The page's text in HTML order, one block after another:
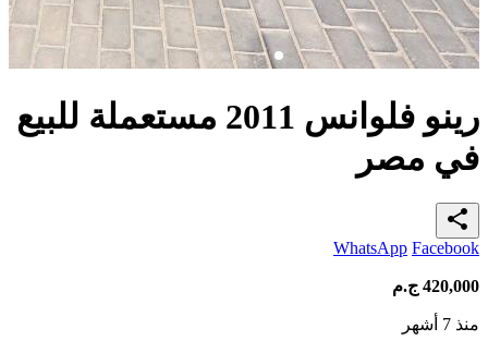
رينو فلوانس 2011 مستعملة للبيع
في مصر
share
WhatsApp Facebook
420,000 ج.م
منذ 7 أشهر